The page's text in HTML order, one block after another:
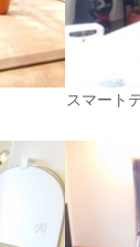
スマート